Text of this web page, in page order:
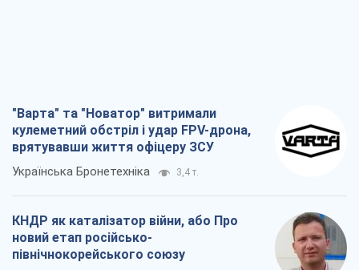
"Варта" та "Новатор" витримали
кулеметний обстріл і удар FPV-дрона,
врятувавши життя офіцеру ЗСУ
Українська Бронетехніка 3,4 т.
КНДР як каталізатор війни, або Про
новий етап російсько-
північнокорейського союзу